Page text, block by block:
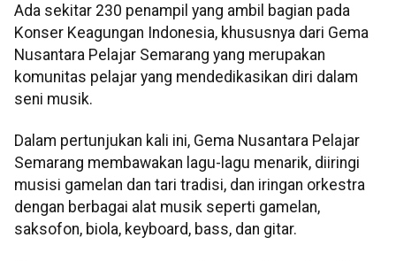
Ada sekitar 230 penampil yang ambil bagian pada
Konser Keagungan Indonesia, khususnya dari Gema
Nusantara Pelajar Semarang yang merupakan
komunitas pelajar yang mendedikasikan diri dalam
seni musik.
Dalam pertunjukan kali ini, Gema Nusantara Pelajar
Semarang membawakan lagu-lagu menarik, diiringi
musisi gamelan dan tari tradisi, dan iringan orkestra
dengan berbagai alat musik seperti gamelan,
saksofon, biola, keyboard, bass, dan gitar.